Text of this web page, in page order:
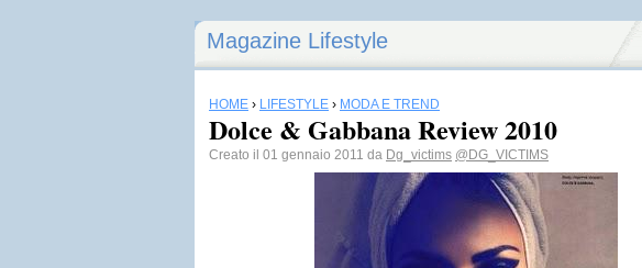
Magazine Lifestyle
HOME › LIFESTYLE › MODA E TREND
Dolce & Gabbana Review 2010
Creato il 01 gennaio 2011 da Dg_victims @DG_VICTIMS